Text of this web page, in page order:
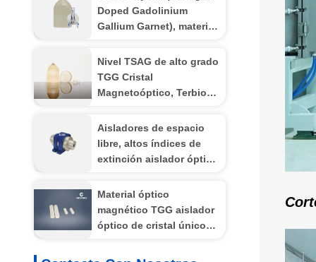
temperatura y
magnetorresistencia
Doped Gadolinium
Gallium Garnet), material
especialmente aplicado
para el crecimiento
epitaxial de películas
Nivel TSAG de alto grado
TGG Cristal
Magnetoóptico, Terbio
aisladores y rotadores de
Faraday, Transmisión de
4001100nm
Aisladores de espacio
libre, altos índices de
extinción aislador óptico
pérdida de inserción
aislador de una
sola/múltiplas etapas de
Material óptico
magnético TGG aislador
óptico de cristal único